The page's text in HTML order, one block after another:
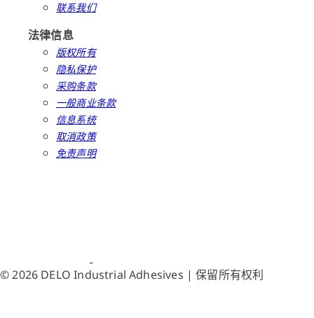
联系我们
法律信息
版权所有
隐私保护
采购条款
一般商业条款
信息系统
取消政策
免责声明
© 2026 DELO Industrial Adhesives | 保留所有权利